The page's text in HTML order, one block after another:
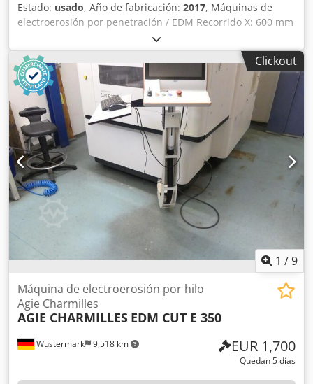
Estado: usado, Año de fabricación: 2017, Máquinas de
electroerosión por penetración / EDM Recorrido X: 600 mm
Recorrido Y: 400 mm Recorrido Z: 450 mm Tamaño de
mesa X: 750 mm Tamaño de mesa Y: 600 mm máx. tamaño
de pieza X: 1040 mm máx. tamaño de pieza Y: 730 mm
máx. tamaño de pieza Z: 410 mm peso máx. del electrodo:
50 kg peso máx. de la pieza: 1600 kg Generador: 64
amperios Enfriador Depósito descendente Control
Charmilles Control Charmilles Mecanizado de precisión de
moldes y herramientas Csdeym Rr Nopfx Angeha
Generador integrado Sistema dieléctrico con refrigeración
Apta para fabricación de herramientas y moldes
Clickout
1 /9
Wustermark 9,518 km
Máquina de electroerosión por hilo
Agie Charmilles
AGIE CHARMILLES EDM CUT E 350
EUR 1,700
Quedan 5 días